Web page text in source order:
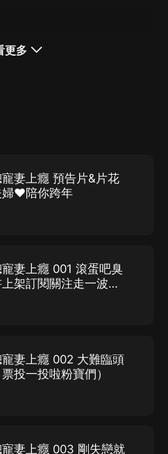
叛，
......
都給了蕭芷嫣，
家千金的覬覦，
更多
妻上癮 預告片&片花
❤️陪你跨年
妻上癮 001 滾蛋吧臭
架訂閱關注走一波
妻上癮 002 大難臨頭
投一投啦粉寶們）
妻上癮 003 剛失戀就